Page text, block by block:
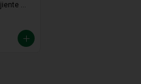
no vas a